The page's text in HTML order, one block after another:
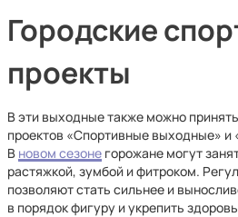
Городские
проекты
В эти выходные также можно
проектов «Спортивные выходные» и
В новом сезоне горожане могут
растяжкой, зумбой и фитроком.
позволяют стать сильнее и
в порядок фигуру и укрепить